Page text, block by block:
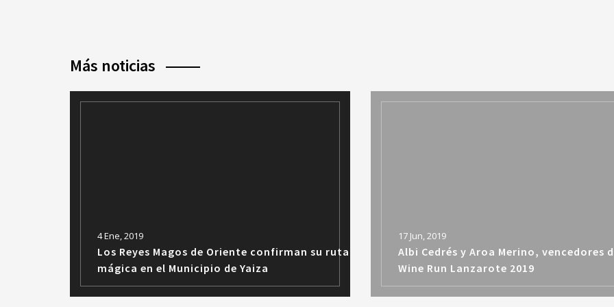
Más noticias
4 Ene, 2019
Los Reyes Magos de Oriente confirman su ruta
mágica en el Municipio de Yaiza
17 Jun, 2019
Albi Cedrés y Aroa Merino, vencedores
Wine Run Lanzarote 2019